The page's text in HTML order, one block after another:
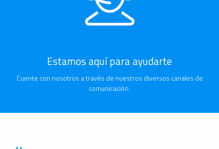
Estamos aquí para ayudarte
Cuente con nosotros a través de nuestros diversos canales de
comunicación.